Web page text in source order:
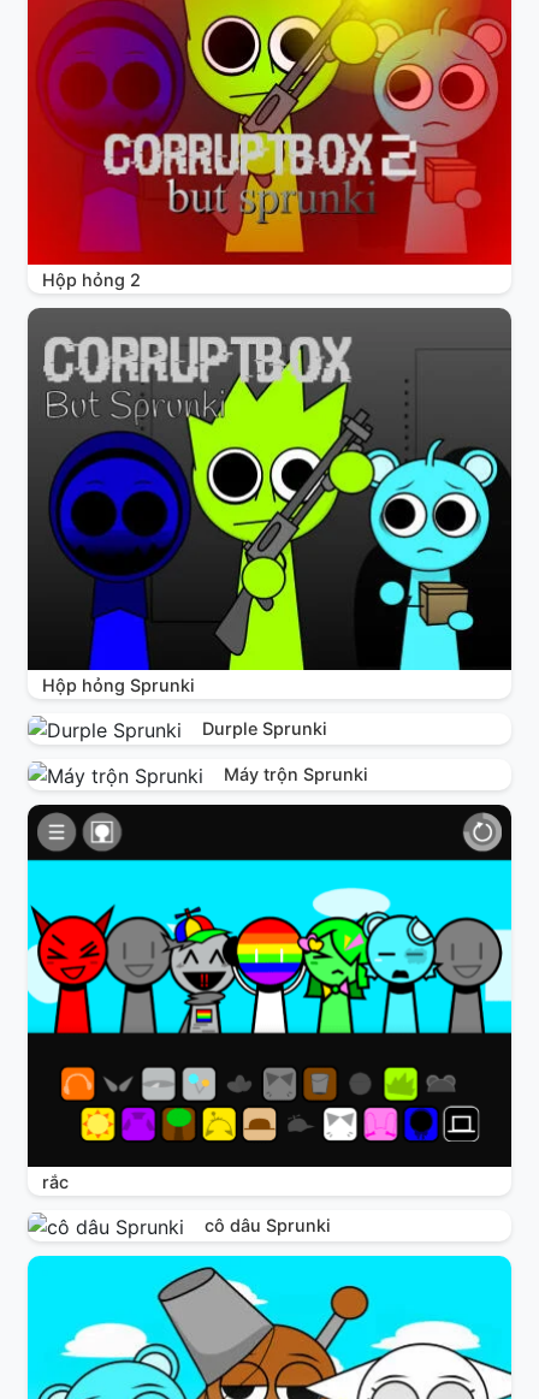
Hộp hỏng 2
Hộp hỏng Sprunki
Durple Sprunki
Máy trộn Sprunki
rắc
cô dâu Sprunki